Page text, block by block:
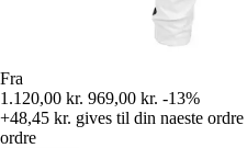
Fra
1.120,00 kr. 969,00 kr. -13%
+48,45 kr. gives til din naeste ordre
ordre